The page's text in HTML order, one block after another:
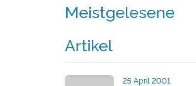
Meistgelesene
Artikel
25 April 2001